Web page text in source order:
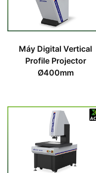
Máy Digital Vertical
Profile Projector
Ø400mm